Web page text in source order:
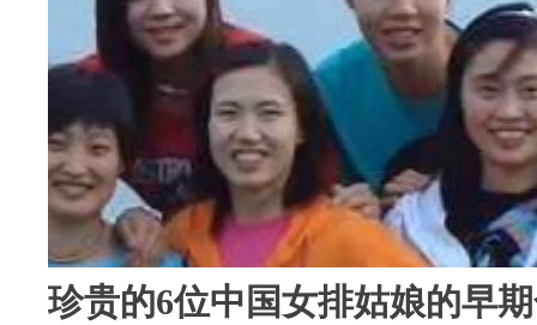
珍贵的6位中国女排姑娘的早